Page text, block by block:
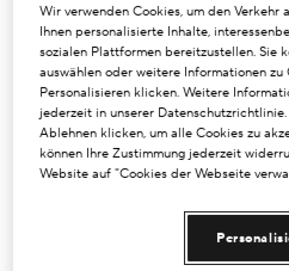
Verlust von Volumen
Tint Terne
Wir verwenden Cookies, um den Verkehr
Ihnen personalisierte Inhalte,
sozialen Plattformen bereitzustellen. Sie
auswählen oder weitere Informationen
Personalisieren klicken. Weitere
jederzeit in unserer
Ablehnen klicken, um alle Cookies zu
können Ihre Zustimmung jederzeit
Website auf "Cookies der Webseite